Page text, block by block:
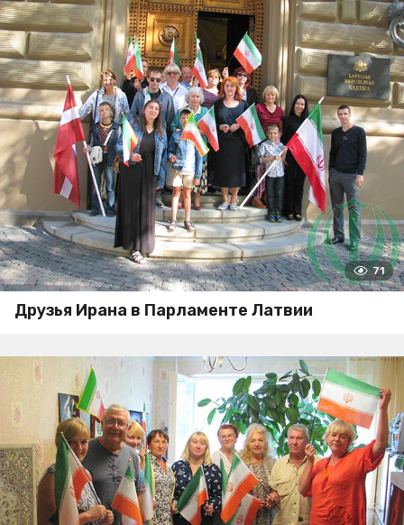
71
Друзья Ирана в Парламенте Латвии